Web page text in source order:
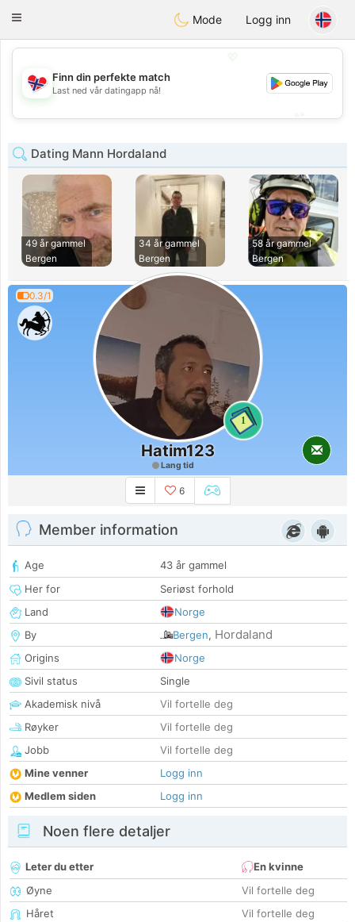
EkteNordmenn
Toggle
Mode Logg inn
💖
💕
Finn din perfekte match
Last ned vår datingapp nå!
Dating Mann Hordaland
49 år gammel
Bergen
34 år gammel
Bergen
58 år gammel
Bergen
0.3/1
1
Hatim123
Lang tid
6
Member information
Age
43 år gammel
Her for
Seriøst forhold
Land
Norge
By
Bergen, Hordaland
Origins
Norge
Sivil status
Single
Akademisk nivå
Vil fortelle deg
Røyker
Vil fortelle deg
Jobb
Vil fortelle deg
Mine venner
Logg inn
Medlem siden
Logg inn
Noen flere detaljer
Leter du etter
En kvinne
Øyne
Vil fortelle deg
Håret
Vil fortelle deg